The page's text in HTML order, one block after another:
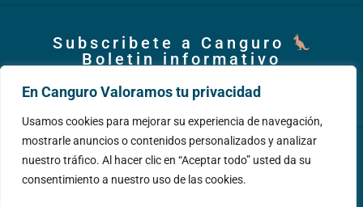
En Canguro Valoramos tu privacidad
Usamos cookies para mejorar su experiencia de navegación,
mostrarle anuncios o contenidos personalizados y analizar
nuestro tráfico. Al hacer clic en “Aceptar todo” usted da su
consentimiento a nuestro uso de las cookies.
Subscribete a Canguro
Boletin informativo
Subscribirme